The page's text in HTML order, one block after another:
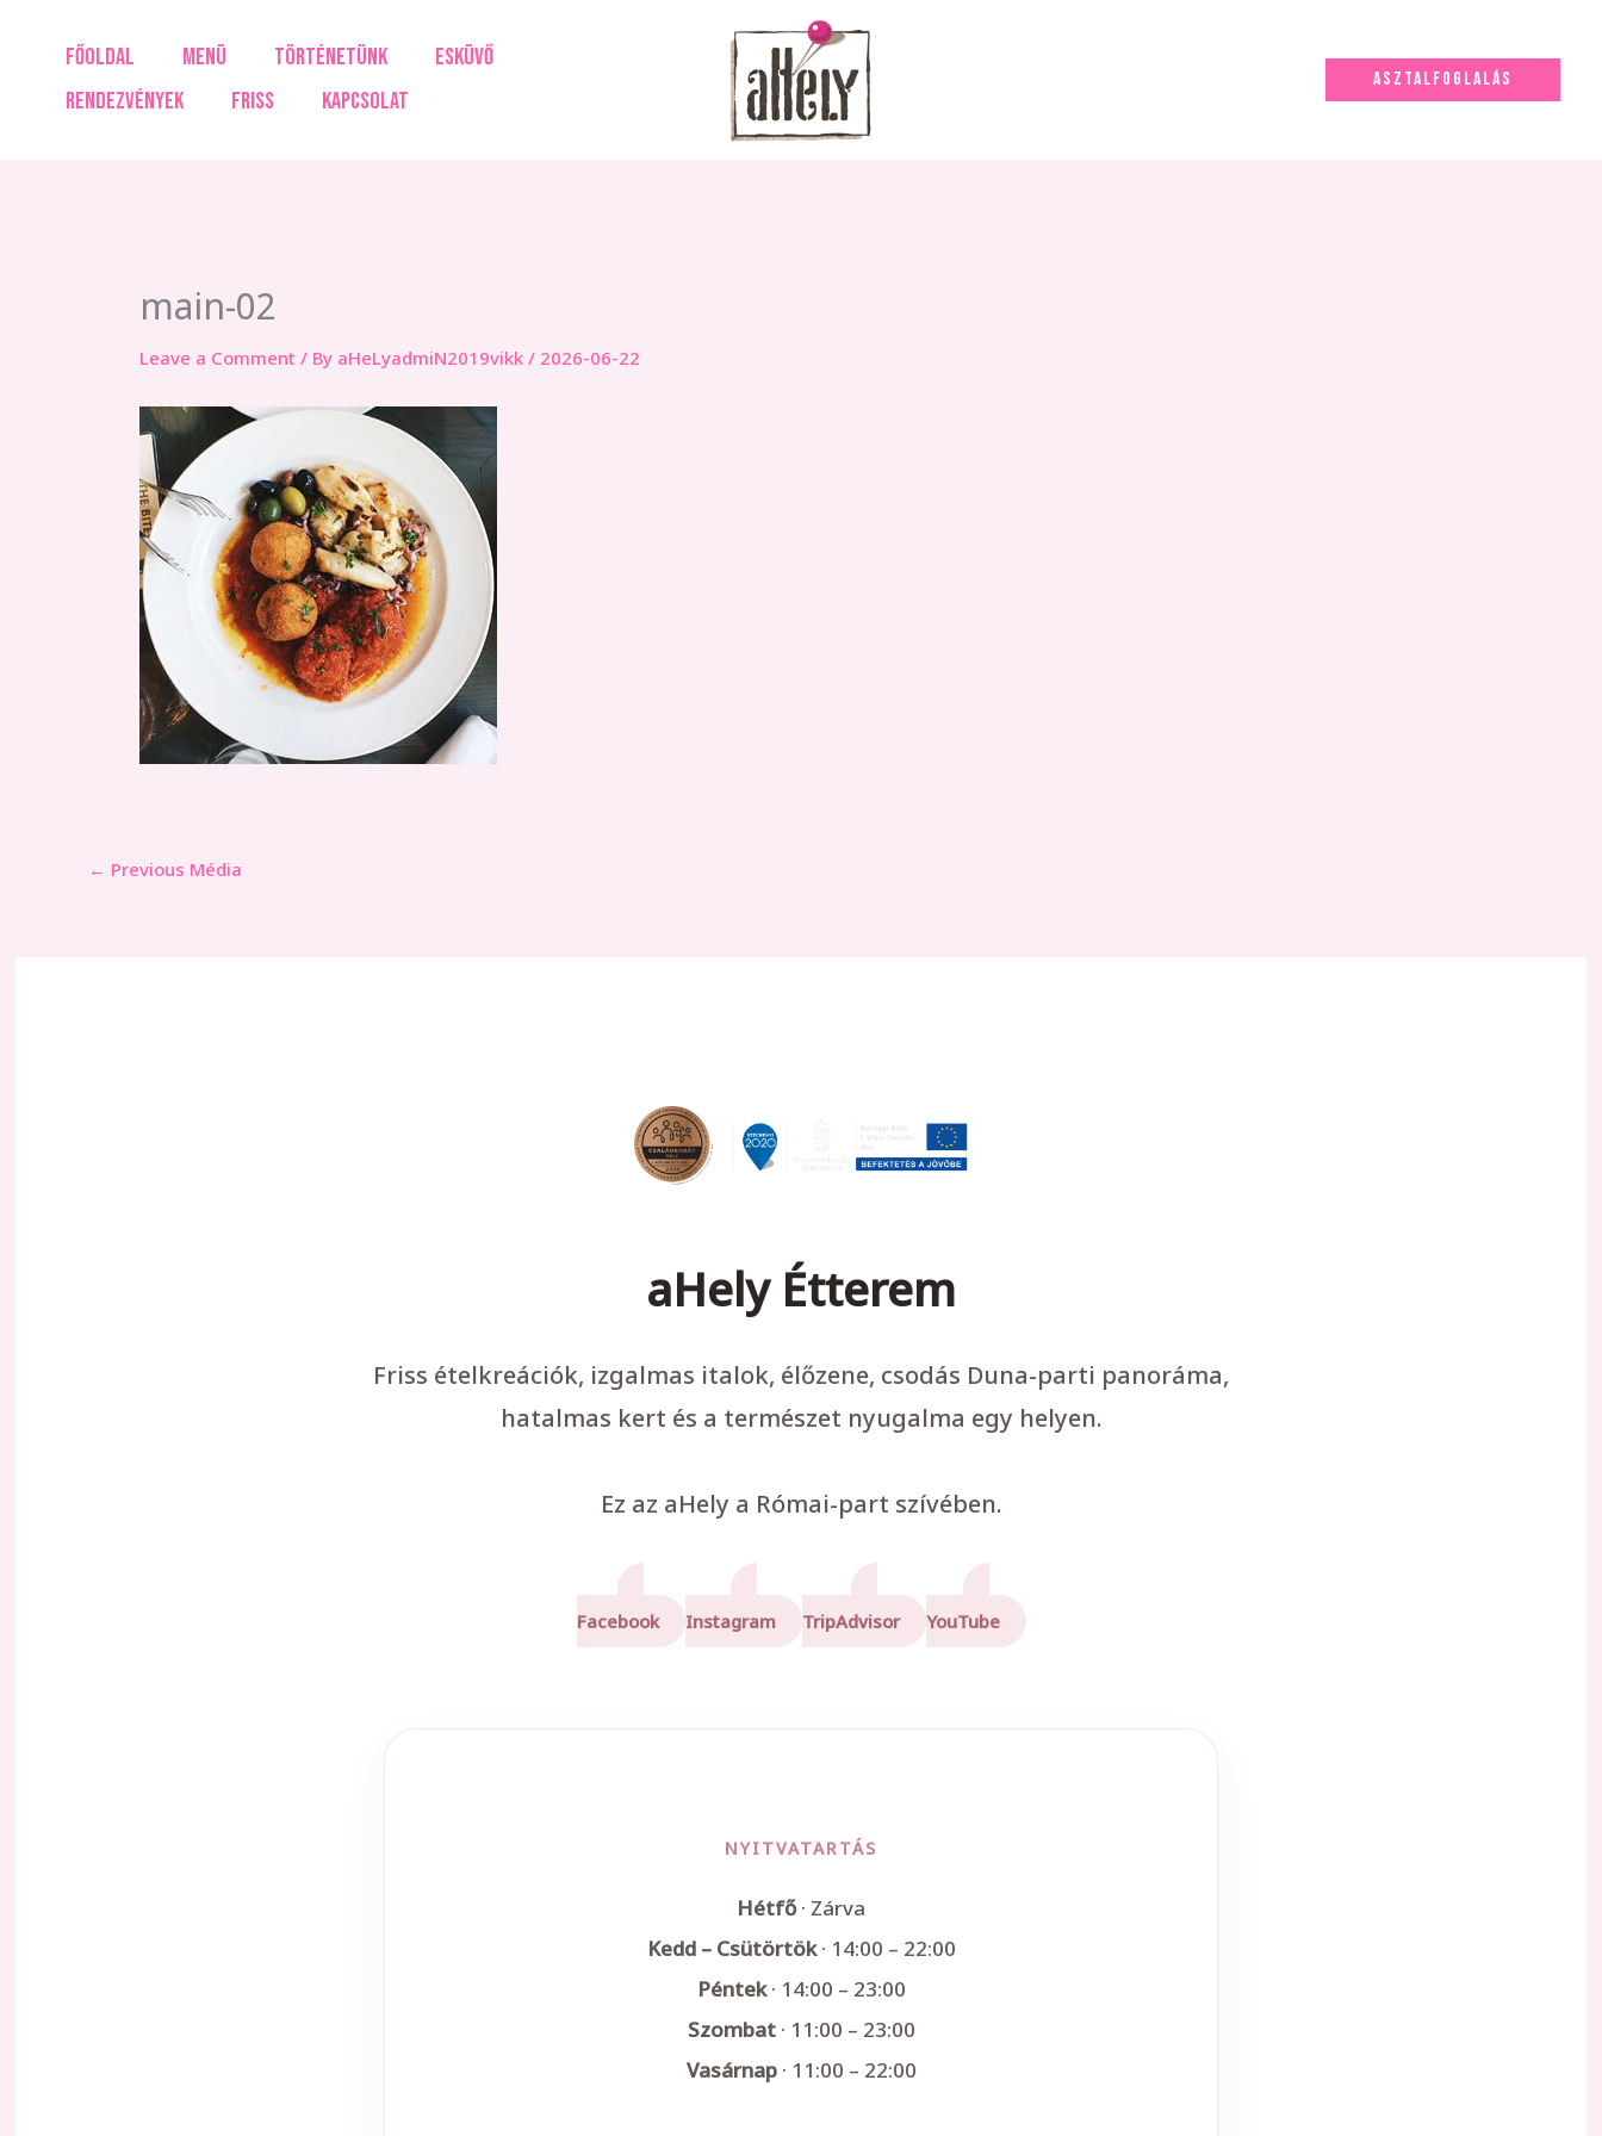
FŐOLDAL MENÜ TÖRTÉNETÜNK
ESKÜVŐ
RENDEZVÉNYEK
FRISS KAPCSOLAT
ASZTALFOGLALÁS
main-02
Leave a Comment / By aHeLyadmiN2019vikk / 2026-06-22
← Previous Média
aHely Étterem
Friss ételkreációk, izgalmas italok, élőzene, csodás Duna-parti panoráma,
hatalmas kert és a természet nyugalma egy helyen.
Ez az aHely a Római-part szívében.
Facebook Instagram TripAdvisor YouTube
NYITVATARTÁS
Hétfő· Zárva
Kedd – Csütörtök· 14:00 – 22:00
Péntek· 14:00 – 23:00
Szombat· 11:00 – 23:00
Vasárnap· 11:00 – 22:00